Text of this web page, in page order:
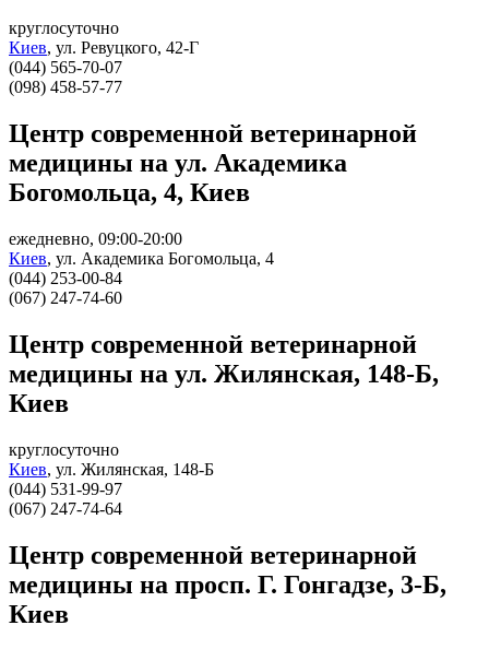
круглосуточно
Киев, ул. Ревуцкого, 42-Г
(044) 565-70-07
(098) 458-57-77
Центр современной ветеринарной
медицины на ул. Академика
Богомольца, 4, Киев
ежедневно, 09:00-20:00
Киев, ул. Академика Богомольца, 4
(044) 253-00-84
(067) 247-74-60
Центр современной ветеринарной
медицины на ул. Жилянская, 148-Б,
Киев
круглосуточно
Киев, ул. Жилянская, 148-Б
(044) 531-99-97
(067) 247-74-64
Центр современной ветеринарной
медицины на просп. Г. Гонгадзе, 3-Б,
Киев